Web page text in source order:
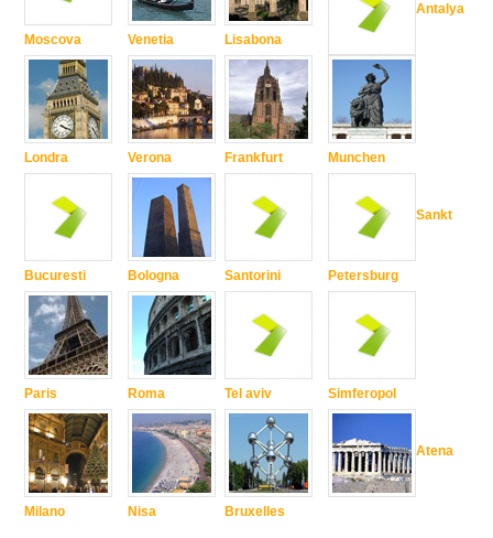
Moscova
Londra
Bucuresti
Paris
Milano
Venetia
Verona
Bologna
Roma
Nisa
Lisabona
Frankfurt
Santorini
Tel aviv
Bruxelles
Antalya
Munchen
Sankt
Petersburg
Simferopol
Atena